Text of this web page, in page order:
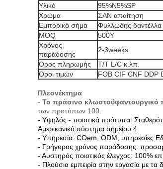
Υλικό
95%N5%SP
Χρώμα
ΣΑΝ απαίτηση
Εμπορικό σήμα
Φυλλώδης δαντέλλα
MOQ
500Y
Χρόνος
παράδοσης
2-3weeks
Όρος πληρωμής
T/T L/C κ.λπ.
Όροι τιμών
FOB CIF CNF DDP
Πλεονέκτημα
- Το πράσινο κλωστοϋφαντουργικό
των προτύπων 100.
- Υψηλός - ποιοτικά πρότυπα:
Αμερικανικό σύστημα σημείου 4.
- Υπηρεσία: COem, ODM, υπηρεσίες
- Γρήγορος χρόνος παράδοσης:
- Αυστηρός ποιοτικός έλεγχος: 100%
- Πλούσια εμπειρία στην εργασία με τα